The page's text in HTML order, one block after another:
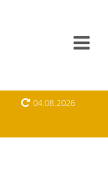
04.08.2026